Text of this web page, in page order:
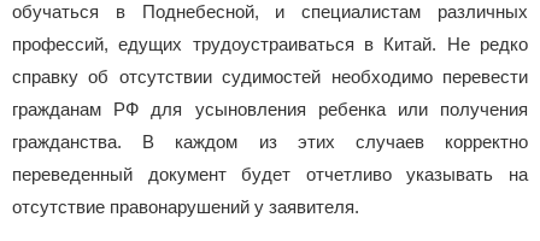
обучаться в Поднебесной, и специалистам различных
профессий, едущих трудоустраиваться в Китай. Не редко
справку об отсутствии судимостей необходимо перевести
гражданам РФ для усыновления ребенка или получения
гражданства. В каждом из этих случаев корректно
переведенный документ будет отчетливо указывать на
отсутствие правонарушений у заявителя.